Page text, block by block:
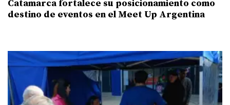
Catamarca fortalece su posicionamiento como
destino de eventos en el Meet Up Argentina